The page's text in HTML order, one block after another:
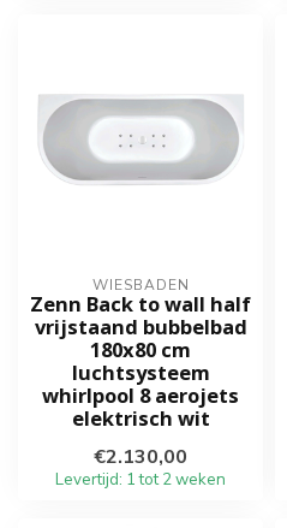
WIESBADEN
Zenn Back to wall half
vrijstaand bubbelbad
180x80 cm
luchtsysteem
whirlpool 8 aerojets
elektrisch wit
€2.130,00
Levertijd: 1 tot 2 weken